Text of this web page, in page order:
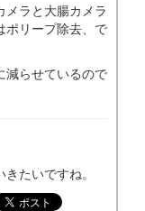
ラと大腸カメラ
ポリープ除去、で
減らせているので
たいですね。